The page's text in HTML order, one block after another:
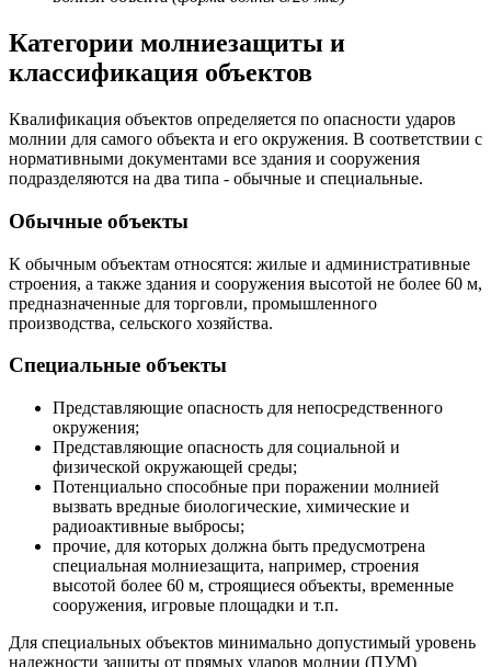
Категории молниезащиты и
классификация объектов
Квалификация объектов определяется по опасности ударов
молнии для самого объекта и его окружения. В соответствии с
нормативными документами все здания и сооружения
подразделяются на два типа - обычные и специальные.
Обычные объекты
К обычным объектам относятся: жилые и административные
строения, а также здания и сооружения высотой не более 60 м,
предназначенные для торговли, промышленного
производства, сельского хозяйства.
Специальные объекты
Представляющие опасность для непосредственного
окружения;
Представляющие опасность для социальной и
физической окружающей среды;
Потенциально способные при поражении молнией
вызвать вредные биологические, химические и
радиоактивные выбросы;
прочие, для которых должна быть предусмотрена
специальная молниезащита, например, строения
высотой более 60 м, строящиеся объекты, временные
сооружения, игровые площадки и т.п.
Для специальных объектов минимально допустимый уровень
надежности защиты от прямых ударов молнии (ПУМ)